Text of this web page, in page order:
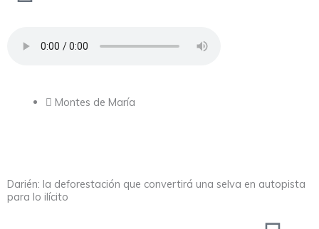
Montes de María
Darién: la deforestación que convertirá una selva en autopista
para lo ilícito